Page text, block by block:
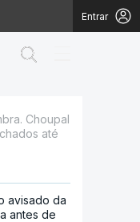
Entrar
até
Choupal
até
avisado da
antes de